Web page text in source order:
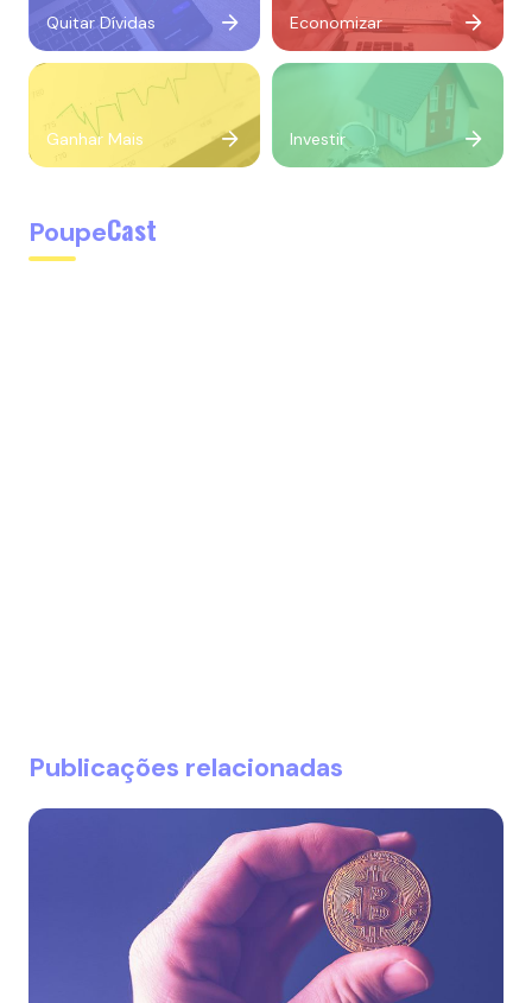
Quitar Dívidas Economizar
Ganhar Mais Investir
PoupeCast
Publicações relacionadas